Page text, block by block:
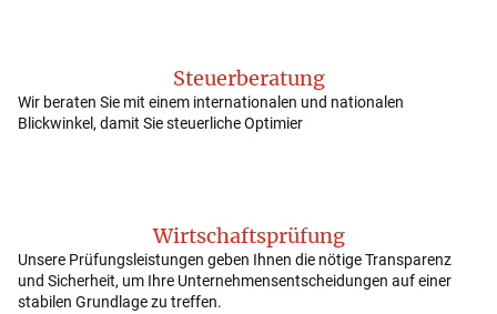
Steuerberatung
Wir beraten Sie mit einem internationalen und nationalen
Blickwinkel, damit Sie steuerliche Optimier
Wirtschaftsprüfung
Unsere Prüfungsleistungen geben Ihnen die nötige Transparenz
und Sicherheit, um Ihre Unternehmensentscheidungen auf einer
stabilen Grundlage zu treffen.